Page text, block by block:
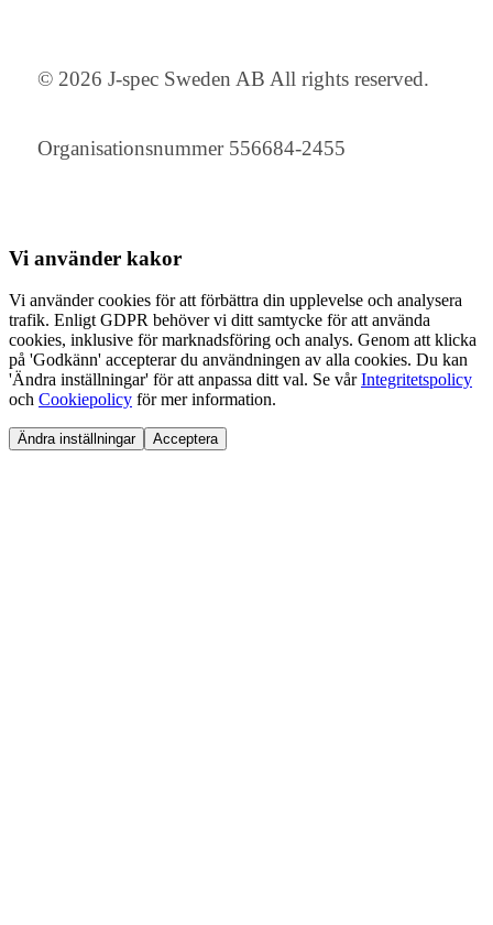
© 2026 J-spec Sweden AB All rights reserved.
Organisationsnummer 556684-2455
Vi använder kakor
Vi använder cookies för att förbättra din upplevelse och analysera
trafik. Enligt GDPR behöver vi ditt samtycke för att använda
cookies, inklusive för marknadsföring och analys. Genom att klicka
på 'Godkänn' accepterar du användningen av alla cookies. Du kan
'Ändra inställningar' för att anpassa ditt val. Se vårIntegritetspolicy
och Cookiepolicy för mer information.
Ändra inställningar Acceptera